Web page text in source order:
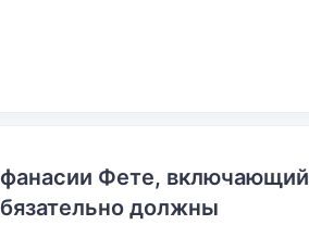
Фете, включающий
должны